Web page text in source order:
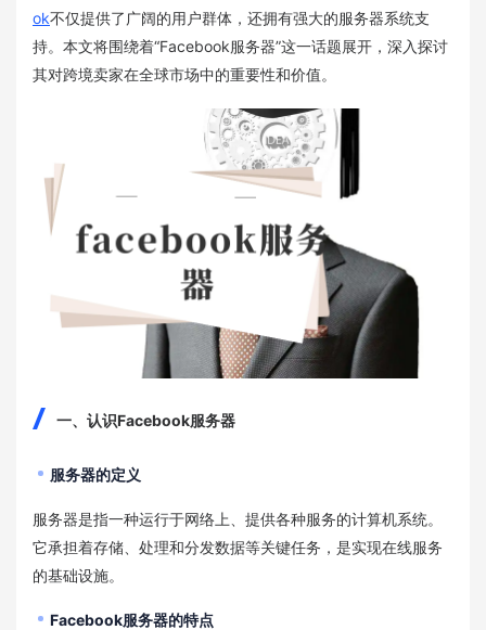
ok不仅提供了广阔的用户群体，还拥有强大的服务器系统支
持。本文将围绕着“Facebook服务器”这一话题展开，深入探讨
其对跨境卖家在全球市场中的重要性和价值。
一、认识Facebook服务器
服务器的定义
服务器是指一种运行于网络上、提供各种服务的计算机系统。
它承担着存储、处理和分发数据等关键任务，是实现在线服务
的基础设施。
Facebook服务器的特点